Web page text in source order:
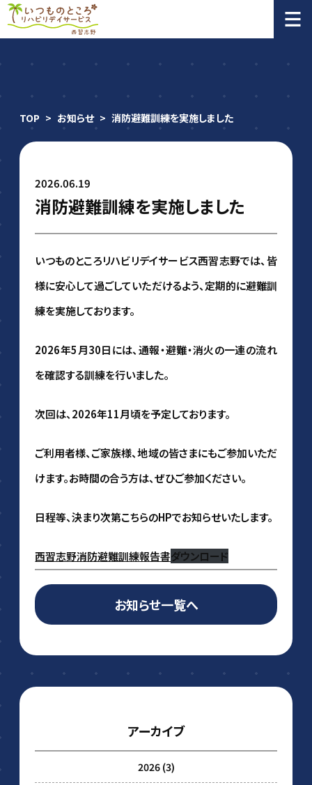
TOP > お知らせ > 消防避難訓練を実施しました
2026.06.19
消防避難訓練を実施しました
いつものところリハビリデイサービス西習志野では、皆
様に安心して過ごしていただけるよう、定期的に避難訓
練を実施しております。
2026年5月30日には、通報・避難・消火の一連の流れ
を確認する訓練を行いました。
次回は、2026年11月頃を予定しております。
ご利用者様、ご家族様、地域の皆さまにもご参加いただ
けます。お時間の合う方は、ぜひご参加ください。
日程等、決まり次第こちらのHPでお知らせいたします。
西習志野消防避難訓練報告書ダウンロード
お知らせ一覧へ
アーカイブ
2026(3)